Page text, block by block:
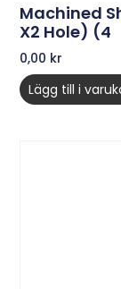
Machined
X2 Hole) (4
0,00 kr
Lägg till i